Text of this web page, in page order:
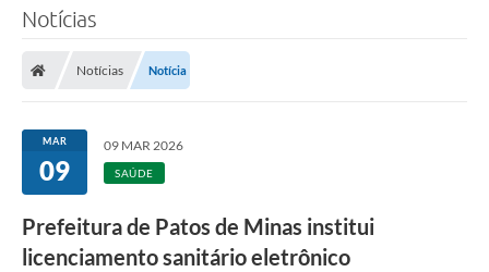
Notícias
Notícias Notícia
MAR
09
09 MAR 2026
SAÚDE
Prefeitura de Patos de Minas institui
licenciamento sanitário eletrônico